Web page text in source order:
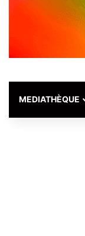
MEDIATHÈQUE